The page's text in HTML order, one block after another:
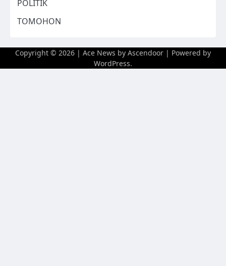
POLITIK
TOMOHON
Copyright © 2026 | Ace News by Ascendoor | Powered by
WordPress.